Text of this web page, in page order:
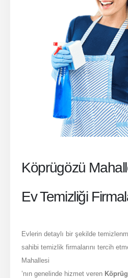
Köprügözü
Ev Temizliği
Evlerin detaylı bir şekilde
sahibi temizlik firmalarını tercih
Mahallesi
’nın genelinde hizmet veren